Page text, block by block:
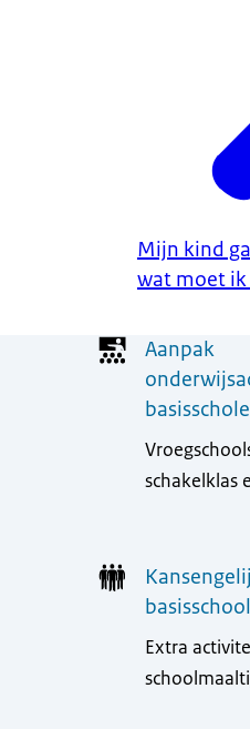
Mijn kind
wat moet ik
Aanpak
schakelklas
basisschool
Extra